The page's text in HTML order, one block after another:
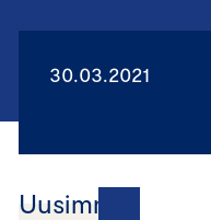
30.03.2021
Uusimmat